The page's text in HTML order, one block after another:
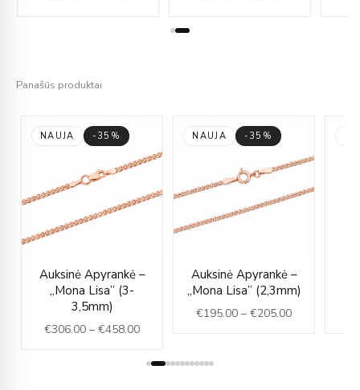
Panašūs produktai
NAUJA -35%
Auksinė Apyrankė –
„Mona Lisa” (3-
3,5mm)
€306.00 – €458.00
range:
€458.00
NAUJA -35%
Auksinė Apyrankė –
„Mona Lisa” (2,3mm)
€195.00 – €205.00
range:
€195.00
through